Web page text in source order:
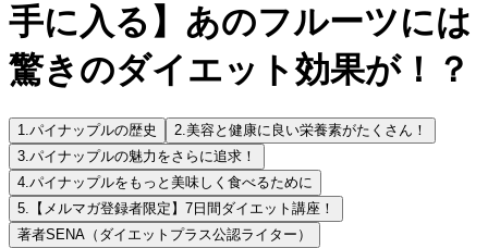
手に入る】あのフルーツには
驚きのダイエット効果が！？
1.パイナップルの歴史 2.美容と健康に良い栄養素がたくさん！
3.パイナップルの魅力をさらに追求！
4.パイナップルをもっと美味しく食べるために
5. 【メルマガ登録者限定】7日間ダイエット講座！
著者SENA（ダイエットプラス公認ライター）